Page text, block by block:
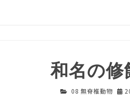
和名の修
08 無脊椎動物